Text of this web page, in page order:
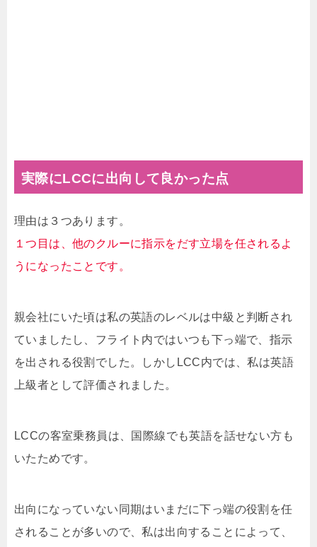
実際にLCCに出向して良かった点
理由は３つあります。
１つ目は、他のクルーに指示をだす立場を任されるよ
うになったことです。
親会社にいた頃は私の英語のレベルは中級と判断され
ていましたし、フライト内ではいつも下っ端で、指示
を出される役割でした。しかしLCC内では、私は英語
上級者として評価されました。
LCCの客室乗務員は、国際線でも英語を話せない方も
いたためです。
出向になっていない同期はいまだに下っ端の役割を任
されることが多いので、私は出向することによって、